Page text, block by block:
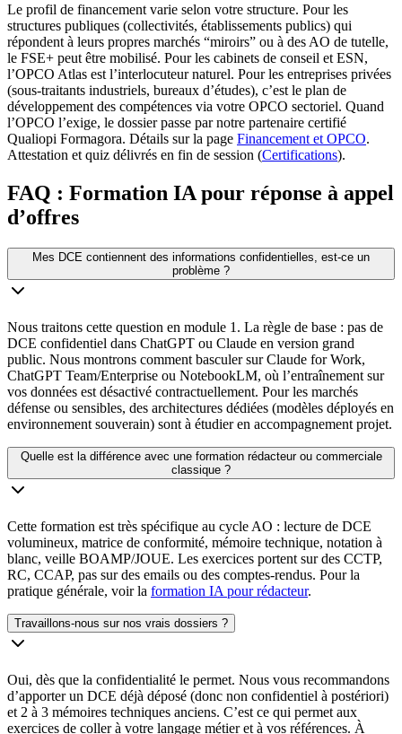
Le profil de financement varie selon votre structure. Pour les
structures publiques (collectivités, établissements publics) qui
répondent à leurs propres marchés “miroirs” ou à des AO de tutelle,
le FSE+ peut être mobilisé. Pour les cabinets de conseil et ESN,
l’OPCO Atlas est l’interlocuteur naturel. Pour les entreprises privées
(sous-traitants industriels, bureaux d’études), c’est le plan de
développement des compétences via votre OPCO sectoriel. Quand
l’OPCO l’exige, le dossier passe par notre partenaire certifié
Qualiopi Formagora. Détails sur la page Financement et OPCO.
Attestation et quiz délivrés en fin de session (Certifications).
FAQ : Formation IA pour réponse à appel
d’offres
Mes DCE contiennent des informations confidentielles, est-ce un
problème ?
Nous traitons cette question en module 1. La règle de base : pas de
DCE confidentiel dans ChatGPT ou Claude en version grand
public. Nous montrons comment basculer sur Claude for Work,
ChatGPT Team/Enterprise ou NotebookLM, où l’entraînement sur
vos données est désactivé contractuellement. Pour les marchés
défense ou sensibles, des architectures dédiées (modèles déployés en
environnement souverain) sont à étudier en accompagnement projet.
Quelle est la différence avec une formation rédacteur ou commerciale
classique ?
Cette formation est très spécifique au cycle AO : lecture de DCE
volumineux, matrice de conformité, mémoire technique, notation à
blanc, veille BOAMP/JOUE. Les exercices portent sur des CCTP,
RC, CCAP, pas sur des emails ou des comptes-rendus. Pour la
pratique générale, voir la formation IA pour rédacteur.
Travaillons-nous sur nos vrais dossiers ?
Oui, dès que la confidentialité le permet. Nous vous recommandons
d’apporter un DCE déjà déposé (donc non confidentiel à postériori)
et 2 à 3 mémoires techniques anciens. C’est ce qui permet aux
exercices de coller à votre langage métier et à vos références. À